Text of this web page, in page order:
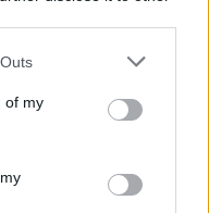
one or more Google
You may click to
its third-party tags to
in below Google
of my
«Eclipse»
MUM NO